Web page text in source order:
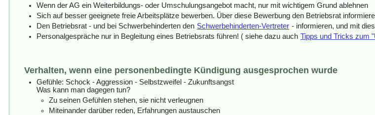
Wenn der AG ein Weiterbildungs- oder Umschulungsangebot macht, nur mit wichtigem Grund ablehnen
Sich auf besser geeignete freie Arbeitsplätze bewerben. Über diese Bewerbung den Betriebsrat
Den Betriebsrat - und bei Schwerbehinderten den Schwerbehinderten-Vertreter - informieren, und mit
Personalgespräche nur in Begleitung eines Betriebsrats führen! ( siehe dazu auch Tipps und Tricks zum
Verhalten, wenn eine personenbedingte Kündigung ausgesprochen wurde
Gefühle: Schock - Aggression - Selbstzweifel - Zukunftsangst
Was kann man dagegen tun?
Zu seinen Gefühlen stehen, sie nicht verleugnen
Miteinander darüber reden, Erfahrungen austauschen